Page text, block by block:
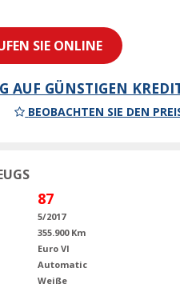
SIE ONLINE
AUF GÜNSTIGEN
BEOBACHTEN SIE DEN
87
5/2017
355.900 Km
Euro VI
Automatic
Weiße